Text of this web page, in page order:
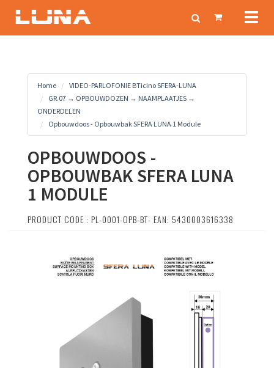
Home
VIDEO-PARLOFONIE BTicino SFERA-LUNA
GR.07 → OPBOUWDOZEN → NAAMPLAATJES →
ONDERDELEN
Opbouwdoos - Opbouwbak SFERA LUNA 1 Module
OPBOUWDOOS -
OPBOUWBAK SFERA LUNA
1 MODULE
PRODUCT CODE : PL-0001-OPB-BT- EAN: 5430003616338